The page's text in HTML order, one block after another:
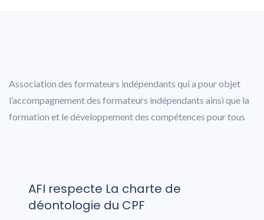
Association des formateurs indépendants qui a pour objet
l’accompagnement des formateurs indépendants ainsi que la
formation et le développement des compétences pour tous
AFI respecte La charte de
déontologie du CPF